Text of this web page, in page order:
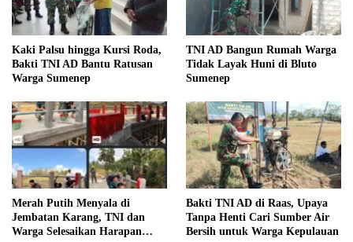
Kaki Palsu hingga Kursi Roda,
Bakti TNI AD Bantu Ratusan
Warga Sumenep
TNI AD Bangun Rumah Warga
Tidak Layak Huni di Bluto
Sumenep
Merah Putih Menyala di
Jembatan Karang, TNI dan
Warga Selesaikan Harapan
Bakti TNI AD di Raas, Upaya
Tanpa Henti Cari Sumber Air
Bersih untuk Warga Kepulauan